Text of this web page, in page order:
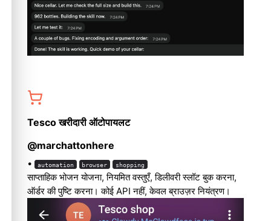
Tesco खरीदारी ऑटोपायलट
@marchattonhere
• automation browser shopping
साप्ताहिक भोजन योजना, नियमित वस्तुएँ, डिलीवरी स्लॉट बुक करना,
ऑर्डर की पुष्टि करना। कोई API नहीं, केवल ब्राउज़र नियंत्रण।